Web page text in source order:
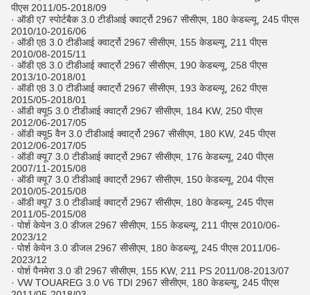
पीएस 2011/05-2018/09
· ऑडी ए7 स्पोर्टबैक 3.0 टीडीआई क्वार्ट्रो 2967 सीसीएम, 180 केडब्ल्यू, 245 पीएस
2010/10-2016/06
· ऑडी ए8 3.0 टीडीआई क्वार्ट्रो 2967 सीसीएम, 155 केडब्ल्यू, 211 पीएस
2010/08-2015/11
· ऑडी ए8 3.0 टीडीआई क्वार्ट्रो 2967 सीसीएम, 190 केडब्ल्यू, 258 पीएस
2013/10-2018/01
· ऑडी ए8 3.0 टीडीआई क्वार्ट्रो 2967 सीसीएम, 193 केडब्ल्यू, 262 पीएस
2015/05-2018/01
· ऑडी क्यू5 3.0 टीडीआई क्वार्ट्रो 2967 सीसीएम, 184 KW, 250 पीएस
2012/06-2017/05
· ऑडी क्यू5 वैन 3.0 टीडीआई क्वार्ट्रो 2967 सीसीएम, 180 KW, 245 पीएस
2012/06-2017/05
· ऑडी क्यू7 3.0 टीडीआई क्वार्ट्रो 2967 सीसीएम, 176 केडब्ल्यू, 240 पीएस
2007/11-2015/08
· ऑडी क्यू7 3.0 टीडीआई क्वार्ट्रो 2967 सीसीएम, 150 केडब्ल्यू, 204 पीएस
2010/05-2015/08
· ऑडी क्यू7 3.0 टीडीआई क्वार्ट्रो 2967 सीसीएम, 180 केडब्ल्यू, 245 पीएस
2011/05-2015/08
· पोर्श केयेन 3.0 डीजल 2967 सीसीएम, 155 केडब्ल्यू, 211 पीएस 2010/06-
2023/12
· पोर्श केयेन 3.0 डीजल 2967 सीसीएम, 180 केडब्ल्यू, 245 पीएस 2011/06-
2023/12
· पोर्श पैनमेरा 3.0 डी 2967 सीसीएम, 155 KW, 211 PS 2011/08-2013/07
· VW TOUAREG 3.0 V6 TDI 2967 सीसीएम, 180 केडब्ल्यू, 245 पीएस